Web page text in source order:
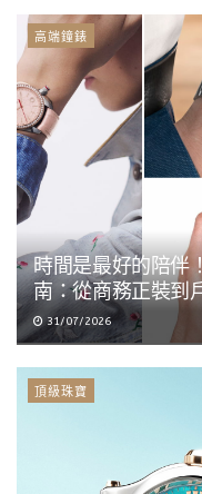
高端鐘錶
時間是最好的陪伴
南：從商務正裝到
31/07/2026
頂級珠寶